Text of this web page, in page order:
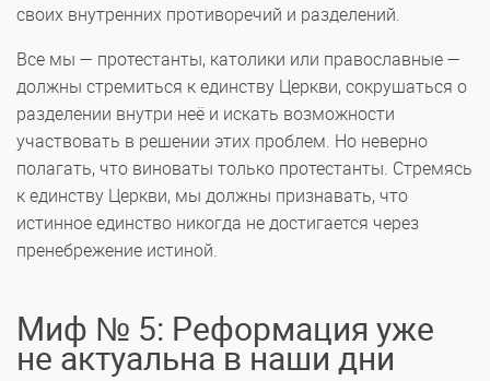
своих внутренних противоречий и разделений.
Все мы — протестанты, католики или православные —
должны стремиться к единству Церкви, сокрушаться о
разделении внутри неё и искать возможности
участвовать в решении этих проблем. Но неверно
полагать, что виноваты только протестанты. Стремясь
к единству Церкви, мы должны признавать, что
истинное единство никогда не достигается через
пренебрежение истиной.
Миф № 5: Реформация уже
не актуальна в наши дни